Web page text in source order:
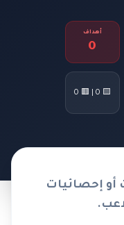
أهداف
0
🟨 0 | 🟥 0
أو إحصائيات